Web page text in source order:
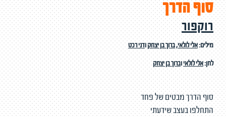
סוף הדרך
רוקפור
מילים:אלי לולאי,ברוך בן יצחקודני רכט
לחן:אלי לולאיוברוך בן יצחק
סוף הדרך מבטים של פחד
התחלפו בעצב שידעתי